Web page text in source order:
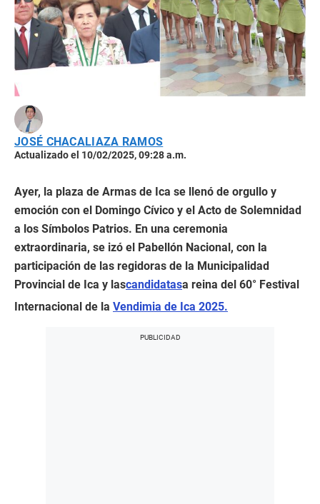
JOSÉ CHACALIAZA RAMOS
Actualizado el 10/02/2025, 09:28 a.m.
Ayer, la plaza de Armas de Ica se llenó de orgullo y
emoción con el Domingo Cívico y el Acto de Solemnidad
a los Símbolos Patrios. En una ceremonia
extraordinaria, se izó el Pabellón Nacional, con la
participación de las regidoras de la Municipalidad
Provincial de Ica y lascandidatasa reina del 60° Festival
Internacional de la Vendimia de Ica 2025.